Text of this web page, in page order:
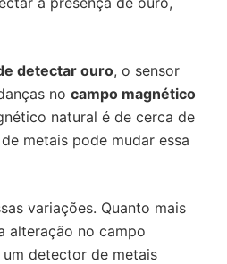
detectar ouro, o sensor
no campo magnético
natural é de cerca de
metais pode mudar essa
variações. Quanto mais
alteração no campo
detector de metais